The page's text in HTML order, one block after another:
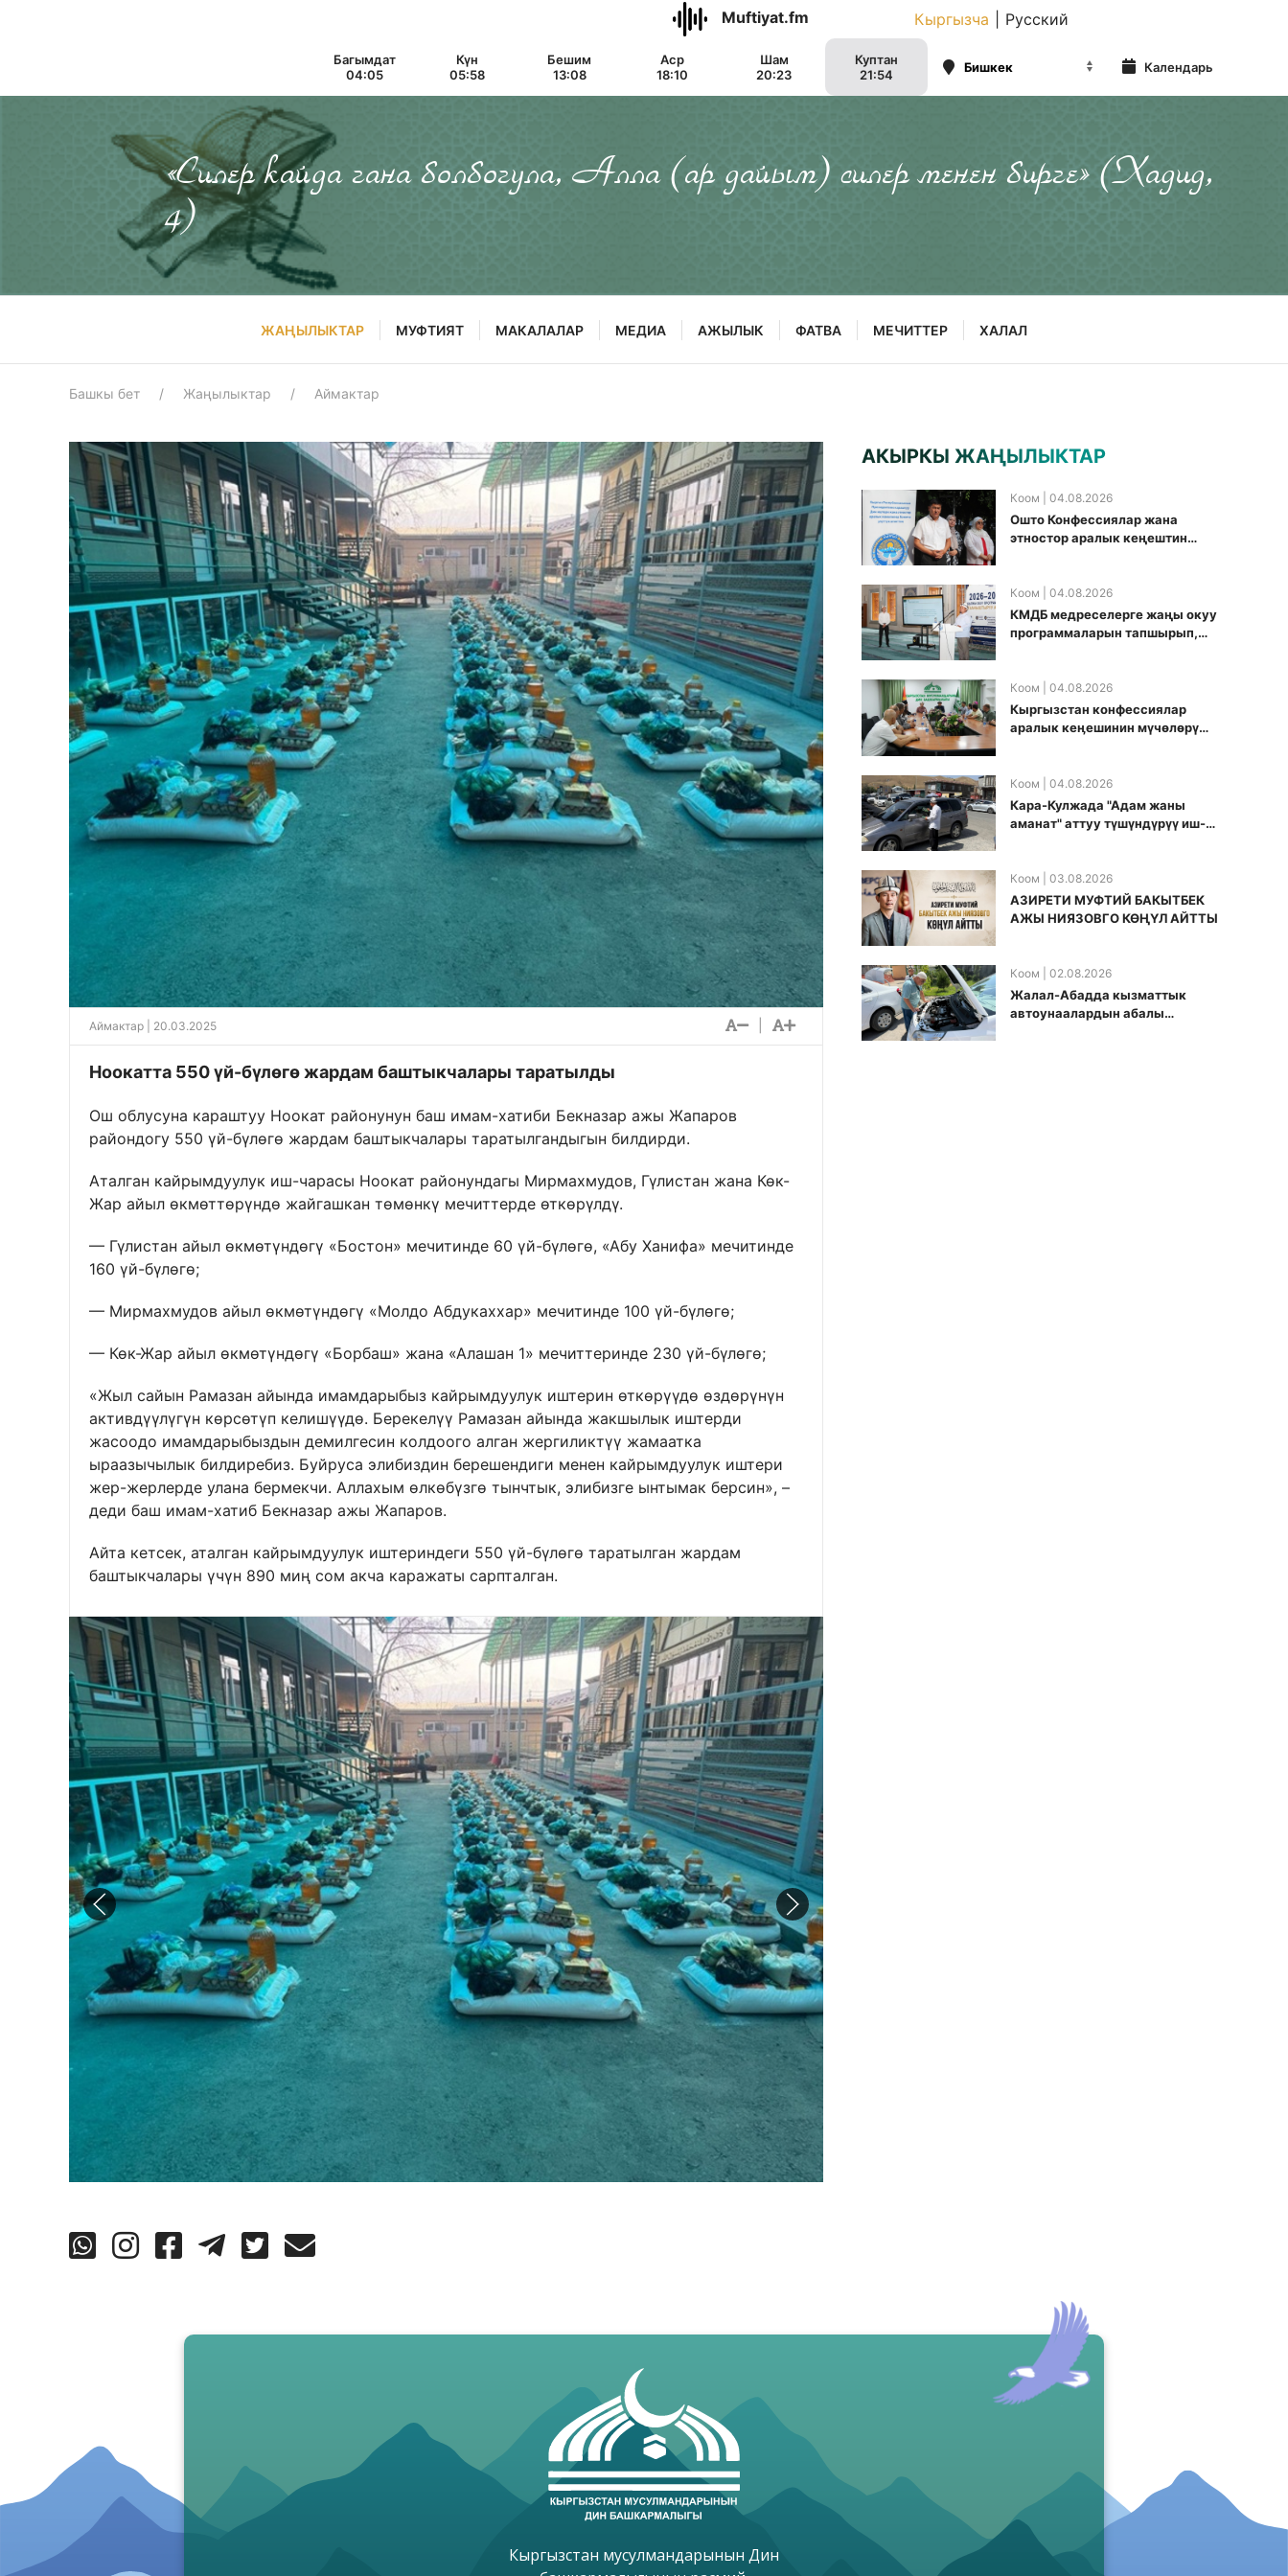
Muftiyat.fm Кыргызча Русский
Багымдат
04:05
Күн
05:58
Бешим
13:08
Аср
18:10
Шам
20:23
Куптан
21:54
Календарь
«Силер кайда гана болбогула, Алла (ар дайым) силер менен бирге» (Хадид,
4)
ЖАҢЫЛЫКТАР МУФТИЯТ МАКАЛАЛАР МЕДИА АЖЫЛЫК ФАТВА МЕЧИТТЕР ХАЛАЛ
Башкы бет Жаңылыктар Аймактар
Аймактар | 20.03.2025
Ноокатта 550 үй-бүлөгө жардам баштыкчалары таратылды
Ош облусуна караштуу Ноокат районунун баш имам-хатиби Бекназар ажы Жапаров
райондогу 550 үй-бүлөгө жардам баштыкчалары таратылгандыгын билдирди.
Аталган кайрымдуулук иш-чарасы Ноокат районундагы Мирмахмудов, Гүлистан жана Көк-
Жар айыл өкмөттөрүндө жайгашкан төмөнкү мечиттерде өткөрүлдү.
— Гүлистан айыл өкмөтүндөгү «Бостон» мечитинде 60 үй-бүлөгө, «Абу Ханифа» мечитинде
160 үй-бүлөгө;
— Мирмахмудов айыл өкмөтүндөгү «Молдо Абдукаххар» мечитинде 100 үй-бүлөгө;
— Көк-Жар айыл өкмөтүндөгү «Борбаш» жана «Алашан 1» мечиттеринде 230 үй-бүлөгө;
«Жыл сайын Рамазан айында имамдарыбыз кайрымдуулук иштерин өткөрүүдө өздөрүнүн
активдүүлүгүн көрсөтүп келишүүдө. Берекелүү Рамазан айында жакшылык иштерди
жасоодо имамдарыбыздын демилгесин колдоого алган жергиликтүү жамаатка
ыраазычылык билдиребиз. Буйруса элибиздин берешендиги менен кайрымдуулук иштери
жер-жерлерде улана бермекчи. Аллахым өлкөбүзгө тынчтык, элибизге ынтымак берсин», –
деди баш имам-хатиб Бекназар ажы Жапаров.
Айта кетсек, аталган кайрымдуулук иштериндеги 550 үй-бүлөгө таратылган жардам
баштыкчалары үчүн 890 миң сом акча каражаты сарпталган.
АКЫРКЫ ЖАҢЫЛЫКТАР
Коом | 04.08.2026
Ошто Конфессиялар жана
этностор аралык кеңештин
Коом | 04.08.2026
КМДБ медреселерге жаңы окуу
программаларын тапшырып,
киргизди
Коом | 04.08.2026
Кыргызстан конфессиялар
аралык кеӊешинин мүчөлөрү
Коом | 04.08.2026
Кара-Кулжада "Адам жаны
аманат" аттуу түшүндүрүү иш-
Коом | 03.08.2026
АЗИРЕТИ МУФТИЙ БАКЫТБЕК
АЖЫ НИЯЗОВГО КӨҢҮЛ АЙТТЫ
Коом | 02.08.2026
Жалал-Абадда кызматтык
автоунаалардын абалы
Кыргызстан мусулмандарынын Дин